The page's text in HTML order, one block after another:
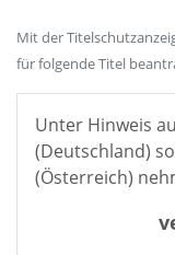
Mit der
für folgende Titel
Unter Hinweis
(Deutschland)
(Österreich)